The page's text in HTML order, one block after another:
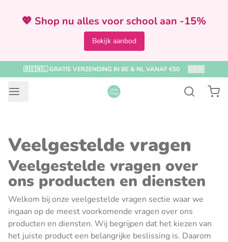
💖 Shop nu alles voor school aan -15%
Bekijk aanbod
🇧🇪🇳🇱 GRATIS VERZENDING IN BE & NL VANAF €50
Veelgestelde vragen
Veelgestelde vragen over
ons producten en diensten
Welkom bij onze veelgestelde vragen sectie waar we
ingaan op de meest voorkomende vragen over ons
producten en diensten. Wij begrijpen dat het kiezen van
het juiste product een belangrijke beslissing is. Daarom